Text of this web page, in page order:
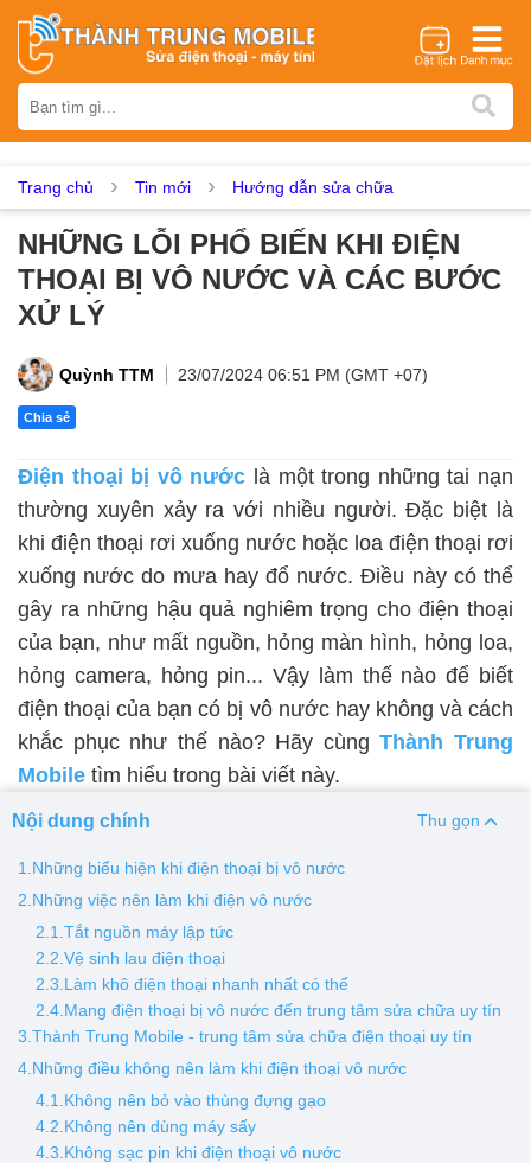
iPhone Samsung Oppo Xiaomi Realme Vivo
Nokia
Asus Sony Vertu LG Tecno
Dịch vụ sửa chữa
Thay màn hình
Thay mic Thay rung Thay main Unlock - Mở Khoá
Màn hình Vsmart Màn hình Google Pixel
Thay pin
Pin iPhone Pin Samsumg Pin Oppo Pin Xiaomi
Pin Realme
Thay vỏ
Vỏ iPhone Vỏ Samsung Vỏ Xiaomi Vỏ Oppo
Vỏ Huawei Vỏ Vivo
Trang chủ Tin mới Hướng dẫn sửa chữa
NHỮNG LỖI PHỔ BIẾN KHI ĐIỆN
THOẠI BỊ VÔ NƯỚC VÀ CÁC BƯỚC
XỬ LÝ
Quỳnh TTM 23/07/2024 06:51 PM (GMT +07)
Chia sẻ
Điện thoại bị vô nước là một trong những tai nạn
thường xuyên xảy ra với nhiều người. Đặc biệt là
khi điện thoại rơi xuống nước hoặc loa điện thoại rơi
xuống nước do mưa hay đổ nước. Điều này có thể
gây ra những hậu quả nghiêm trọng cho điện thoại
của bạn, như mất nguồn, hỏng màn hình, hỏng loa,
hỏng camera, hỏng pin... Vậy làm thế nào để biết
điện thoại của bạn có bị vô nước hay không và cách
khắc phục như thế nào? Hãy cùngThành Trung
Mobile tìm hiểu trong bài viết này.
Nội dung chính Thu gọn
1.Những biểu hiện khi điện thoại bị vô nước
2.Những việc nên làm khi điện vô nước
2.1.Tắt nguồn máy lập tức
2.2.Vệ sinh lau điện thoại
2.3.Làm khô điện thoại nhanh nhất có thể
2.4.Mang điện thoại bị vô nước đến trung tâm sửa chữa uy tín
3.Thành Trung Mobile - trung tâm sửa chữa điện thoại uy tín
4.Những điều không nên làm khi điện thoại vô nước
4.1.Không nên bỏ vào thùng đựng gạo
4.2.Không nên dùng máy sấy
4.3.Không sạc pin khi điện thoại vô nước